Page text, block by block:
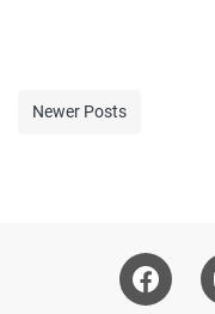
Newer Posts